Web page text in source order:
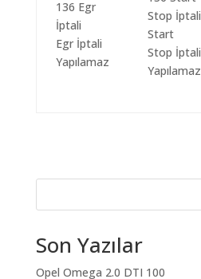
Egr İptali
Yapılamaz
Start
Stop İptali
Yapılamaz
Son Yazılar
Opel Omega 2.0 DTI 100